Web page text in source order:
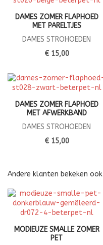
DAMES ZOMER FLAPHOED
MET PARELTJES
DAMES STROHOEDEN
€ 15,00
DAMES ZOMER FLAPHOED
MET AFWERKBAND
DAMES STROHOEDEN
€ 15,00
Andere klanten bekeken ook
MODIEUZE SMALLE ZOMER
PET